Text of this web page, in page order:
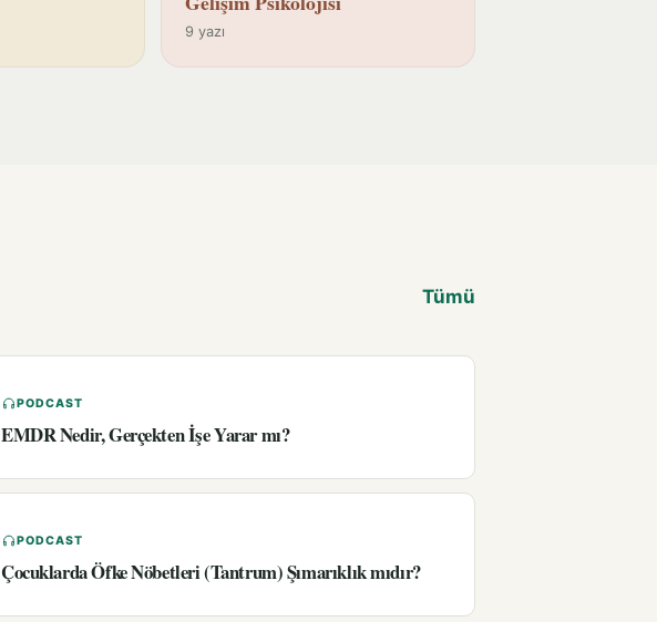
9 yazı
Tümü
PODCAST
EMDR Nedir, Gerçekten İşe Yarar mı?
PODCAST
Çocuklarda Öfke Nöbetleri (Tantrum) Şımarıklık mıdır?